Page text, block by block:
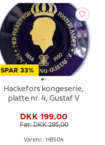
SPAR 33%
Hackefors kongeserie,
platte nr. 4, Gustaf V
DKK 199,00
Før: DKK 295,00
Varenr.: HBS04